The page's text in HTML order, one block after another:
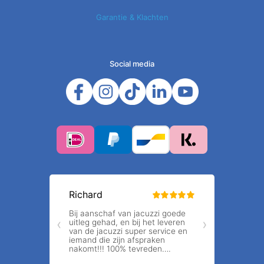
Garantie & Klachten
Social media